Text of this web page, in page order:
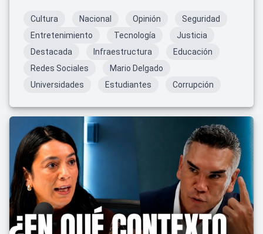
Cultura Nacional Opinión
Seguridad
Entretenimiento
Tecnología
Justicia
Destacada
Infraestructura
Educación
Redes Sociales
Mario Delgado
Universidades
Estudiantes Corrupción